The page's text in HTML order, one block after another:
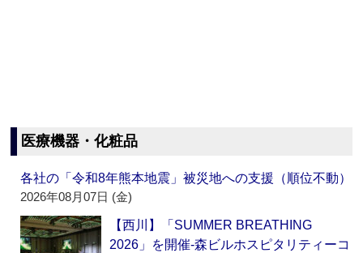
医療機器・化粧品
各社の「令和8年熊本地震」被災地への支援（順位不動）
2026年08月07日 (金)
【西川】「SUMMER BREATHING
2026」を開催‐森ビルホスピタリティーコ